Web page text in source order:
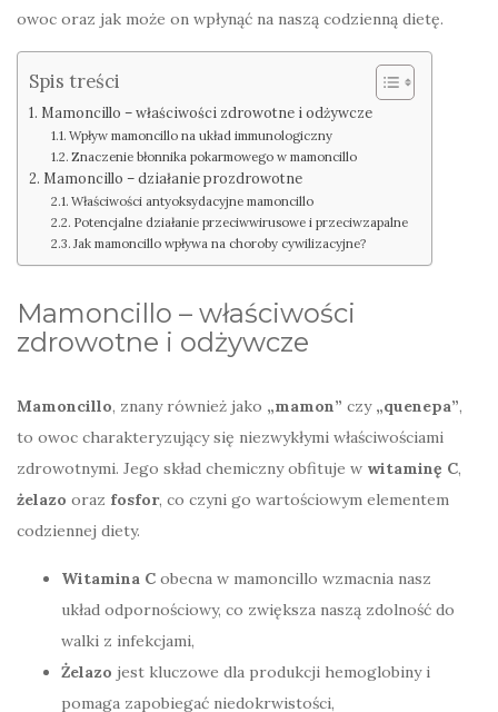
owoc oraz jak może on wpłynąć na naszą codzienną dietę.
Spis treści
Mamoncillo – właściwości zdrowotne i odżywcze
Wpływ mamoncillo na układ immunologiczny
Znaczenie błonnika pokarmowego w mamoncillo
Mamoncillo – działanie prozdrowotne
Właściwości antyoksydacyjne mamoncillo
Potencjalne działanie przeciwwirusowe i przeciwzapalne
Jak mamoncillo wpływa na choroby cywilizacyjne?
Mamoncillo – właściwości
zdrowotne i odżywcze
Mamoncillo, znany również jako „mamon” czy „quenepa”,
to owoc charakteryzujący się niezwykłymi właściwościami
zdrowotnymi. Jego skład chemiczny obfituje w witaminę C,
żelazo oraz fosfor, co czyni go wartościowym elementem
codziennej diety.
Witamina C obecna w mamoncillo wzmacnia nasz
układ odpornościowy, co zwiększa naszą zdolność do
walki z infekcjami,
Żelazo jest kluczowe dla produkcji hemoglobiny i
pomaga zapobiegać niedokrwistości,